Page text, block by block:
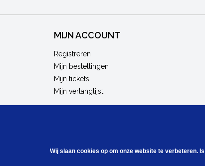
MIJN ACCOUNT
Registreren
Mijn bestellingen
Mijn tickets
Mijn verlanglijst
Wij slaan cookies op om onze website te verbeteren.